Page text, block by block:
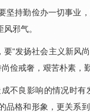
持勤俭办一切事业
邪气。
发扬社会主义新风
俭戒奢，艰苦朴素，
良影响的情况时有
品格和形象，更关